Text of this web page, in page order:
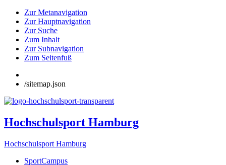
Zur Metanavigation
Zur Hauptnavigation
Zur Suche
Zum Inhalt
Zur Subnavigation
Zum Seitenfuß
/sitemap.json
Hochschulsport Hamburg
Hochschulsport Hamburg
SportCampus